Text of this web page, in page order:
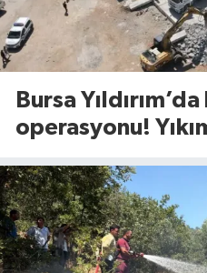
Bursa
operasyonu!